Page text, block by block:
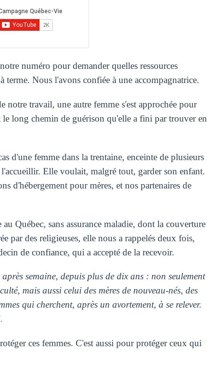
numéro pour demander quelles ressources
terme. Nous l'avons confiée à une accompagnatrice.
notre travail, une autre femme s'est approchée pour
long chemin de guérison qu'elle a fini par trouver en
d'une femme dans la trentaine, enceinte de plusieurs
Elle voulait, malgré tout, garder son enfant.
d'hébergement pour mères, et nos partenaires de
Québec, sans assurance maladie, dont la couverture
par des religieuses, elle nous a rappelés deux fois,
de confiance, qui a accepté de la recevoir.
semaine, depuis plus de dix ans : non seulement
mais aussi celui des mères de nouveau-nés, des
qui cherchent, après un avortement, à se relever.
ces femmes. C'est aussi pour protéger ceux qui